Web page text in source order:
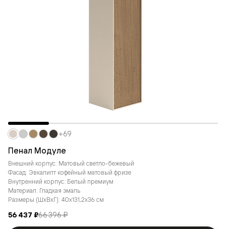
Пенал Модуле
Внешний корпус: Матовый светло-бежевый
Фасад: Эвкалипт кофейный матовый фризе
Внутренний корпус: Белый премиум
Материал: Гладкая эмаль
Размеры (ШxВxГ): 40x131,2x36 см
56 437 ₽66 396 ₽
+69